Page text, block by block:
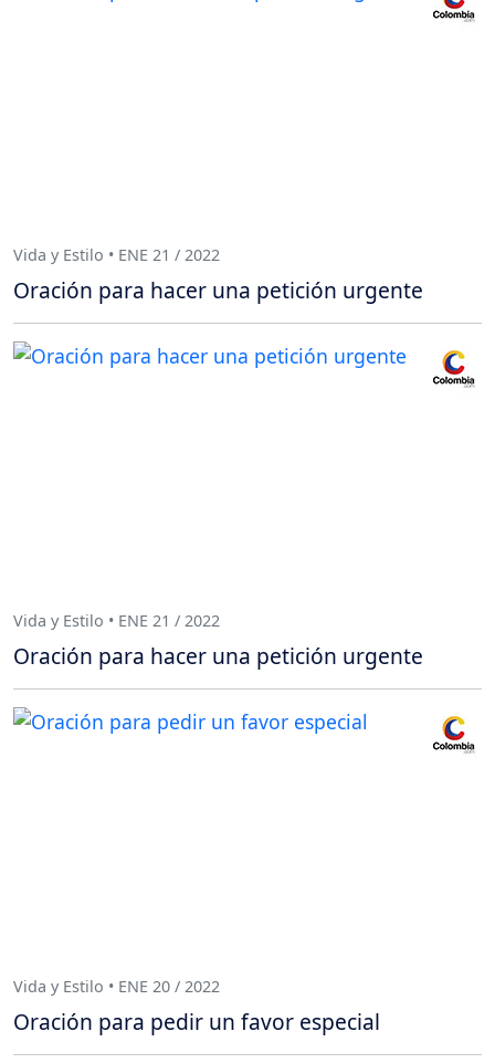
Vida y Estilo • ENE 21 / 2022
Oración para hacer una petición urgente
Vida y Estilo • ENE 21 / 2022
Oración para hacer una petición urgente
Vida y Estilo • ENE 20 / 2022
Oración para pedir un favor especial